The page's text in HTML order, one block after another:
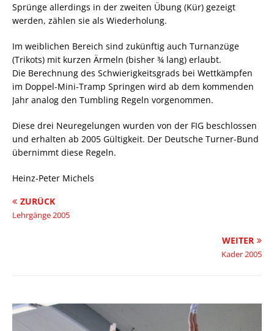
Sprünge allerdings in der zweiten Übung (Kür) gezeigt
werden, zählen sie als Wiederholung.
Im weiblichen Bereich sind zukünftig auch Turnanzüge
(Trikots) mit kurzen Ärmeln (bisher ¾ lang) erlaubt.
Die Berechnung des Schwierigkeitsgrads bei Wettkämpfen
im Doppel-Mini-Tramp Springen wird ab dem kommenden
Jahr analog den Tumbling Regeln vorgenommen.
Diese drei Neuregelungen wurden von der FIG beschlossen
und erhalten ab 2005 Gültigkeit. Der Deutsche Turner-Bund
übernimmt diese Regeln.
Heinz-Peter Michels
ZURÜCK
Lehrgänge 2005
WEITER
Kader 2005